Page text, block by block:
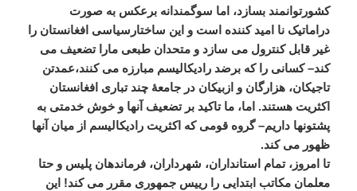
کشورتوانمند بسازد، اما سوگمندانه برعکس به صورت
دراماتیک نا امید کننده است و این ساختارسیاسی افغانستان را
غیر قابل کنترول می سازد و متحدان طبعی مارا تضعیف می
کند–کسانی را که برضد رادیکالیسم مبارزه می کنند،عمدتن
تاجیکان، هزارگان و ازبیکان در جامعۀ چند تباری افغانستان
اکثریت هستند. اما، ما تاکید بر تضعیف آنها و خوش خدمتی به
پشتونها داریم–گروه قومی که اکثریت رادیکالیسم از میان آنها
ظهور می کند.
تا امروز، تمام استانداران، شهرداران، فرماندهان پلیس و حتا
معلمان مکاتب ابتدایی را رییس جمهوری مقرر می کند! این